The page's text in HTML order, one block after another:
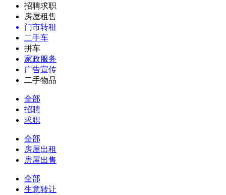
招聘求职
房屋租售
门市转租
二手车
拼车
家政服务
广告宣传
二手物品
全部
招聘
求职
全部
房屋出租
房屋出售
全部
生意转让